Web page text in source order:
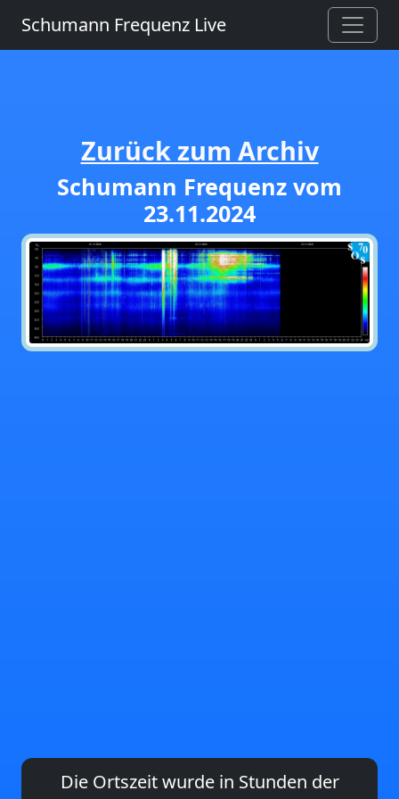
Schumann Frequenz Live
Zurück zum Archiv
Schumann Frequenz vom
23.11.2024
Die Ortszeit wurde in Stunden der